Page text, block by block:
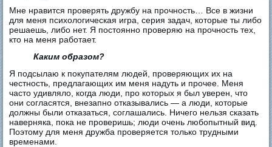
Мне нравится проверять дружбу на прочность… Все в жизни
для меня психологическая игра, серия задач, которые ты либо
решаешь, либо нет. Я постоянно проверяю на прочность тех,
кто на меня работает.
Каким образом?
Я подсылаю к покупателям людей, проверяющих их на
честность, предлагающих им меня надуть и прочее. Меня
часто удивляло, когда люди, про которых я был уверен, что
они согласятся, внезапно отказывались — а люди, которые
должны были отказаться, соглашались. Ничего нельзя сказать
наверняка, пока не проверишь; люди очень любопытный вид.
Поэтому для меня дружба проверяется только трудными
временами.